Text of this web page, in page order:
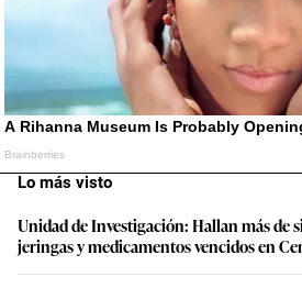
Lo más visto
Unidad de Investigación: Hallan más de
jeringas y medicamentos vencidos en